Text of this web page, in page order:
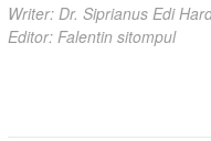
Writer: Dr. Siprianus Edi
Editor: Falentin sitompul